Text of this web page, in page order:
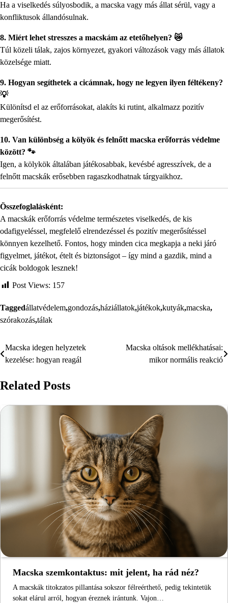
Ha a viselkedés súlyosbodik, a macska vagy más állat sérül, vagy a
konfliktusok állandósulnak.
8. Miért lehet stresszes a macskám az etetőhelyen? 😿
Túl közeli tálak, zajos környezet, gyakori változások vagy más állatok
közelsége miatt.
9. Hogyan segíthetek a cicámnak, hogy ne legyen ilyen féltékeny?
💡
Különítsd el az erőforrásokat, alakíts ki rutint, alkalmazz pozitív
megerősítést.
10. Van különbség a kölyök és felnőtt macska erőforrás védelme
között? 🐾
Igen, a kölykök általában játékosabbak, kevésbé agresszívek, de a
felnőtt macskák erősebben ragaszkodhatnak tárgyaikhoz.
Összefoglalásként:
A macskák erőforrás védelme természetes viselkedés, de kis
odafigyeléssel, megfelelő elrendezéssel és pozitív megerősítéssel
könnyen kezelhető. Fontos, hogy minden cica megkapja a neki járó
figyelmet, játékot, ételt és biztonságot – így mind a gazdik, mind a
cicák boldogok lesznek!
Post Views: 157
Taggedállatvédelem,gondozás,háziállatok,játékok,kutyák,macska,
szórakozás,tálak
Bejegyzés
Macska idegen helyzetek
kezelése: hogyan reagál
Macska oltások mellékhatásai:
mikor normális reakció
Related Posts
Macska szemkontaktus: mit jelent, ha rád néz?
A macskák titokzatos pillantása sokszor félreérthető, pedig tekintetük
sokat elárul arról, hogyan éreznek irántunk. Vajon…